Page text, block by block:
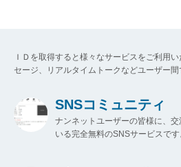
ＩＤを取得すると様々なサービスをご利用
セージ、リアルタイムトークなどユーザー間
SNSコミュニティ
ナンネットユーザーの皆様に、
いる完全無料のSNSサービスです